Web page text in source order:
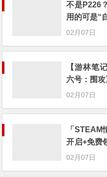
不是P226
用的可是“
02月07日
【游林笔
六号：围攻
02月07日
「
开启+免费
星露谷”今
02月07日